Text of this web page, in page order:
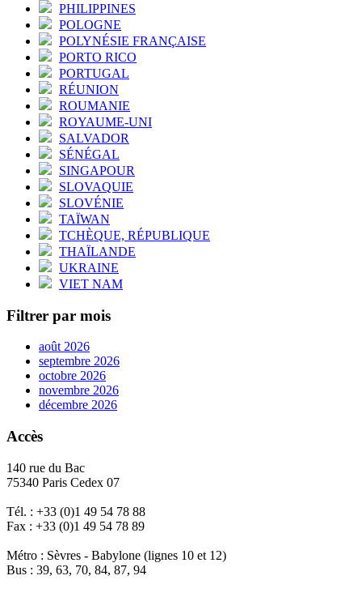
PHILIPPINES
POLOGNE
POLYNÉSIE FRANÇAISE
PORTO RICO
PORTUGAL
RÉUNION
ROUMANIE
ROYAUME-UNI
SALVADOR
SÉNÉGAL
SINGAPOUR
SLOVAQUIE
SLOVÉNIE
TAÏWAN
TCHÈQUE, RÉPUBLIQUE
THAÏLANDE
UKRAINE
VIET NAM
Filtrer par mois
août 2026
septembre 2026
octobre 2026
novembre 2026
décembre 2026
Accès
140 rue du Bac
75340 Paris Cedex 07
Tél. : +33 (0)1 49 54 78 88
Fax : +33 (0)1 49 54 78 89
Métro : Sèvres - Babylone (lignes 10 et 12)
Bus : 39, 63, 70, 84, 87, 94